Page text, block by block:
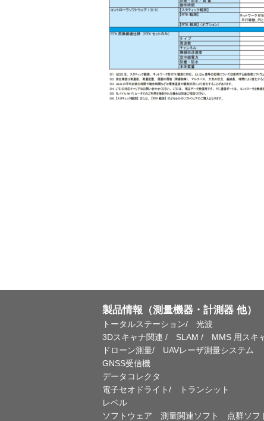
製品情報（測量機器・計測器 他）
トータルステーション/ 光波
3Dスキャナ関連 / SLAM / MMS 用スキ
ドローン測量/ UAVレーザ測量システム
GNSS受信機
データコレクタ
電子セオドライト/ トランシット
レベル
ソフトウェア 測量関連ソフト 点群ソフ